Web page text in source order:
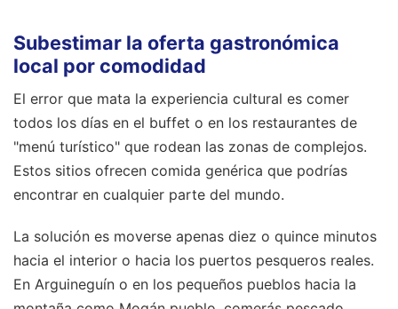
Subestimar la oferta gastronómica
local por comodidad
El error que mata la experiencia cultural es comer
todos los días en el buffet o en los restaurantes de
"menú turístico" que rodean las zonas de complejos.
Estos sitios ofrecen comida genérica que podrías
encontrar en cualquier parte del mundo.
La solución es moverse apenas diez o quince minutos
hacia el interior o hacia los puertos pesqueros reales.
En Arguineguín o en los pequeños pueblos hacia la